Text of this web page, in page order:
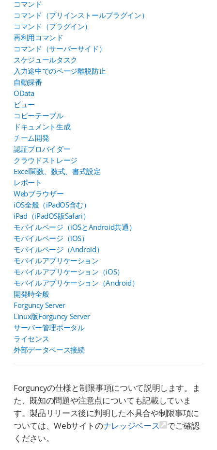
コマンド
コマンド（プリインストールプラグイン）
コマンド（プラグイン）
再利用コマンド
コマンド（サーバーサイド）
スケジュールタスク
入力途中でのページ離脱防止
自動採番
OData
ビュー
コピーテーブル
ドキュメント生成
チーム開発
認証プロバイダー
クラウドストレージ
Excel関数、数式、書式設定
レポート
Webブラウザー
iOS全般（iPadOS含む）
iPad（iPadOS版Safari）
モバイルページ（iOSとAndroid共通）
モバイルページ（iOS）
モバイルページ（Android）
モバイルアプリケーション
モバイルアプリケーション（iOS）
モバイルアプリケーション（Android）
開発時全般
Forguncy Server
Linux版Forguncy Server
サーバー管理ポータル
ライセンス
外部データベース接続
Forguncyの仕様と制限事項について説明します。ま
た、既知の問題や注意点についても記載していま
す。製品リリース後に判明した不具合や制限事項に
ついては、Webサイトのナレッジベース
でご確認
ください。